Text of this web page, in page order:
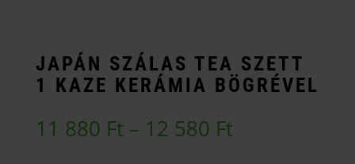
JAPÁN SZÁLAS TEA SZETT
1 KAZE KERÁMIA BÖGRÉVEL
11 880 Ft – 12 580 Ft
11